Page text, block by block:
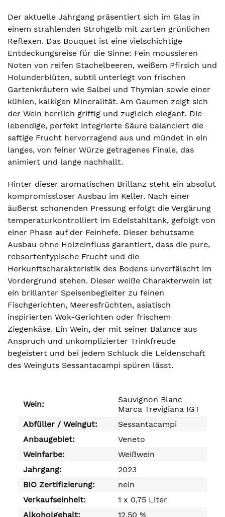
Der aktuelle Jahrgang präsentiert sich im Glas in
einem strahlenden Strohgelb mit zarten grünlichen
Reflexen. Das Bouquet ist eine vielschichtige
Entdeckungsreise für die Sinne: Fein moussieren
Noten von reifen Stachelbeeren, weißem Pfirsich und
Holunderblüten, subtil unterlegt von frischen
Gartenkräutern wie Salbei und Thymian sowie einer
kühlen, kalkigen Mineralität. Am Gaumen zeigt sich
der Wein herrlich griffig und zugleich elegant. Die
lebendige, perfekt integrierte Säure balanciert die
saftige Frucht hervorragend aus und mündet in ein
langes, von feiner Würze getragenes Finale, das
animiert und lange nachhallt.
Hinter dieser aromatischen Brillanz steht ein absolut
kompromissloser Ausbau im Keller. Nach einer
äußerst schonenden Pressung erfolgt die Vergärung
temperaturkontrolliert im Edelstahltank, gefolgt von
einer Phase auf der Feinhefe. Dieser behutsame
Ausbau ohne Holzeinfluss garantiert, dass die pure,
rebsortentypische Frucht und die
Herkunftscharakteristik des Bodens unverfälscht im
Vordergrund stehen. Dieser weiße Charakterwein ist
ein brillanter Speisenbegleiter zu feinen
Fischgerichten, Meeresfrüchten, asiatisch
inspirierten Wok-Gerichten oder frischem
Ziegenkäse. Ein Wein, der mit seiner Balance aus
Anspruch und unkomplizierter Trinkfreude
begeistert und bei jedem Schluck die Leidenschaft
des Weinguts Sessantacampi spüren lässt.
Wein:
Sauvignon Blanc
Marca Trevigiana IGT
Abfüller / Weingut:
Sessantacampi
Anbaugebiet:
Veneto
Weinfarbe:
Weißwein
Jahrgang:
2023
BIO Zertifizierung:
nein
Verkaufseinheit:
1 x 0,75 Liter
Alkoholgehalt:
12,50 %